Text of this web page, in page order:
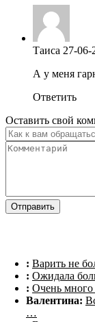
Таиса 27-06-
А у меня
Ответить
Оставить свой
: Варить не
: Ожидала
: Очень много
Валентина:
…